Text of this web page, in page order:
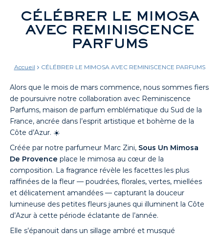
Informations financières
Contact
e-Robertet
CÉLÉBRER LE MIMOSA
AVEC REMINISCENCE
PARFUMS
Accueil CÉLÉBRER LE MIMOSA AVEC REMINISCENCE PARFUMS
Alors que le mois de mars commence, nous sommes fiers
de poursuivre notre collaboration avec Reminiscence
Parfums, maison de parfum emblématique du Sud de la
France, ancrée dans l’esprit artistique et bohème de la
Côte d’Azur. ☀️
Créée par notre parfumeur Marc Zini, Sous Un Mimosa
De Provence place le mimosa au cœur de la
composition. La fragrance révèle les facettes les plus
raffinées de la fleur — poudrées, florales, vertes, miellées
et délicatement amandées — capturant la douceur
lumineuse des petites fleurs jaunes qui illuminent la Côte
d’Azur à cette période éclatante de l’année.
Elle s’épanouit dans un sillage ambré et musqué